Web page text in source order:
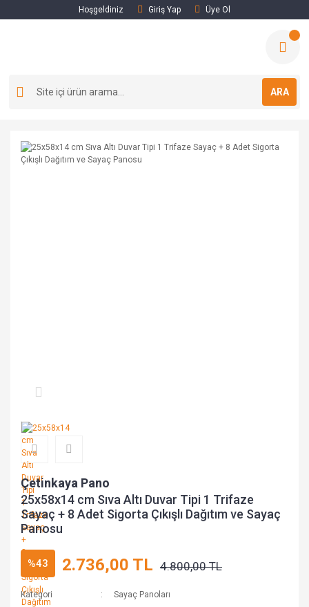
Hoşgeldiniz Giriş Yap Üye Ol
ARA
Çetinkaya Pano
25x58x14 cm Sıva Altı Duvar Tipi 1 Trifaze
Sayaç + 8 Adet Sigorta Çıkışlı Dağıtım ve Sayaç
Panosu
%43 2.736,00 TL 4.800,00 TL
Kategori
Sayaç Panoları